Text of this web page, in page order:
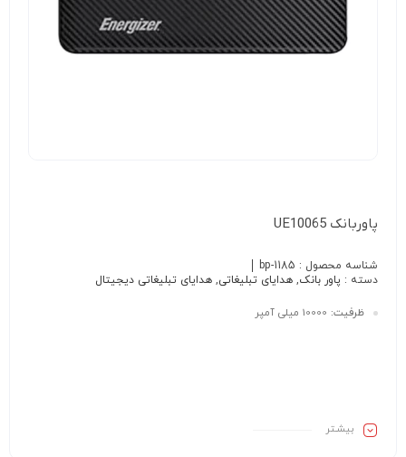
پاوربانک UE10065
شناسه محصول : bp-1185
دسته : پاور بانک, هدایای تبلیغاتی, هدایای تبلیغاتی دیجیتال
ظرفیت:
بیشـتر